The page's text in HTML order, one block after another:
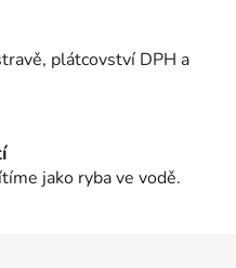
plátcovství DPH a
jako ryba ve vodě.